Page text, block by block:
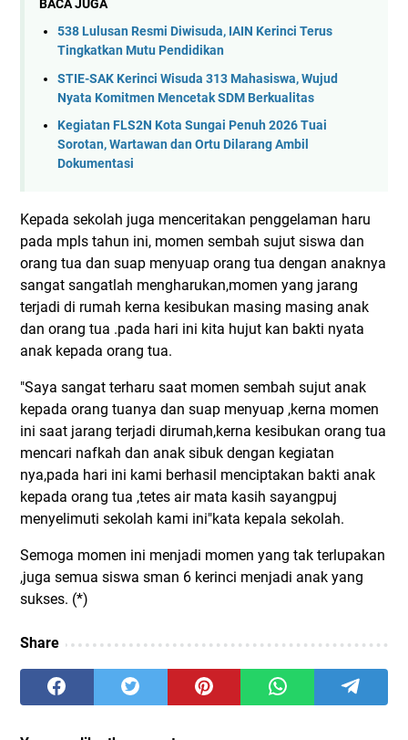
BACA JUGA
538 Lulusan Resmi Diwisuda, IAIN Kerinci Terus
Tingkatkan Mutu Pendidikan
STIE-SAK Kerinci Wisuda 313 Mahasiswa, Wujud
Nyata Komitmen Mencetak SDM Berkualitas
Kegiatan FLS2N Kota Sungai Penuh 2026 Tuai
Sorotan, Wartawan dan Ortu Dilarang Ambil
Dokumentasi
Kepada sekolah juga menceritakan penggelaman haru
pada mpls tahun ini, momen sembah sujut siswa dan
orang tua dan suap menyuap orang tua dengan anaknya
sangat sangatlah mengharukan,momen yang jarang
terjadi di rumah kerna kesibukan masing masing anak
dan orang tua .pada hari ini kita hujut kan bakti nyata
anak kepada orang tua.
"Saya sangat terharu saat momen sembah sujut anak
kepada orang tuanya dan suap menyuap ,kerna momen
ini saat jarang terjadi dirumah,kerna kesibukan orang tua
mencari nafkah dan anak sibuk dengan kegiatan
nya,pada hari ini kami berhasil menciptakan bakti anak
kepada orang tua ,tetes air mata kasih sayangpuj
menyelimuti sekolah kami ini"kata kepala sekolah.
Semoga momen ini menjadi momen yang tak terlupakan
,juga semua siswa sman 6 kerinci menjadi anak yang
sukses. (*)
Share